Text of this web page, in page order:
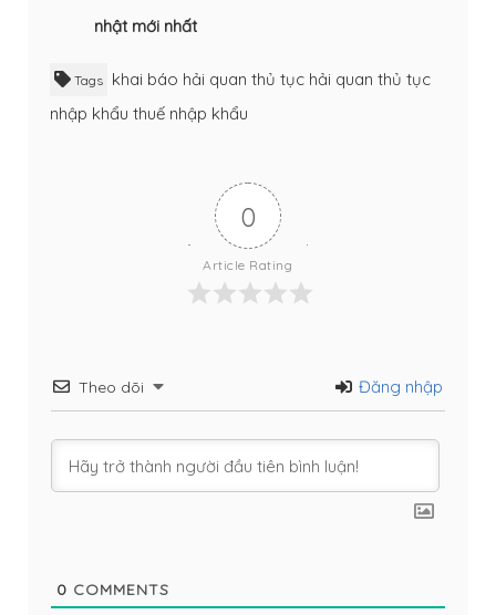
nhật mới nhất
Tags khai báo hải quan thủ tục hải quan thủ tục
nhập khẩu thuế nhập khẩu
0
Article Rating
Theo dõi Đăng nhập
0 COMMENTS